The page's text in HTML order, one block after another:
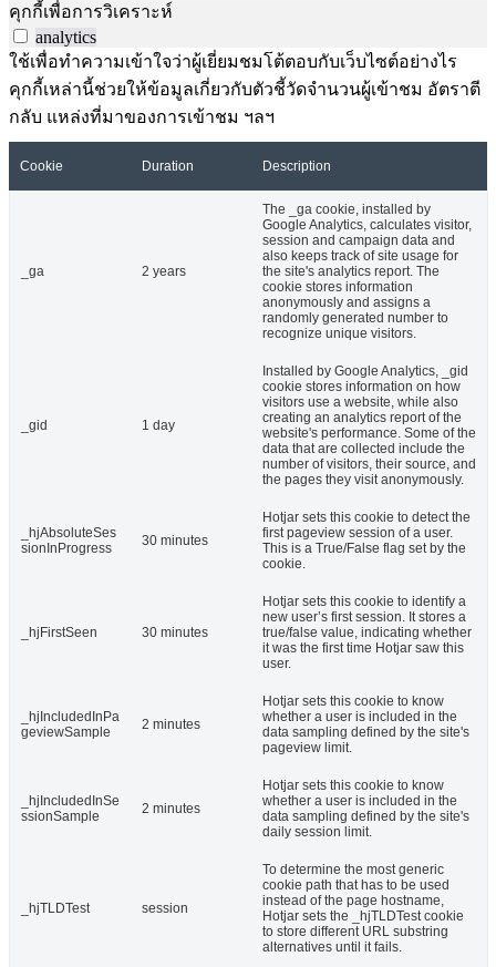
คุกกี้เพื่อการวิเคราะห์
analytics
ใช้เพื่อทำความเข้าใจว่าผู้เยี่ยมชมโต้ตอบกับเว็บไซต์อย่างไร
คุกกี้เหล่านี้ช่วยให้ข้อมูลเกี่ยวกับตัวชี้วัดจำนวนผู้เข้าชม อัตราตี
กลับ แหล่งที่มาของการเข้าชม ฯลฯ
Cookie Duration Description
_ga 2 years
The _ga cookie, installed by
Google Analytics, calculates visitor,
session and campaign data and
also keeps track of site usage for
the site's analytics report. The
cookie stores information
anonymously and assigns a
randomly generated number to
recognize unique visitors.
_gid 1 day
Installed by Google Analytics, _gid
cookie stores information on how
visitors use a website, while also
creating an analytics report of the
website's performance. Some of the
data that are collected include the
number of visitors, their source, and
the pages they visit anonymously.
_hjAbsoluteSes
sionInProgress
30 minutes
Hotjar sets this cookie to detect the
first pageview session of a user.
This is a True/False flag set by the
cookie.
_hjFirstSeen 30 minutes
Hotjar sets this cookie to identify a
new user’s first session. It stores a
true/false value, indicating whether
it was the first time Hotjar saw this
user.
_hjIncludedInPa
geviewSample
2 minutes
Hotjar sets this cookie to know
whether a user is included in the
data sampling defined by the site's
pageview limit.
_hjIncludedInSe
ssionSample
2 minutes
Hotjar sets this cookie to know
whether a user is included in the
data sampling defined by the site's
daily session limit.
_hjTLDTest session
To determine the most generic
cookie path that has to be used
instead of the page hostname,
Hotjar sets the _hjTLDTest cookie
to store different URL substring
alternatives until it fails.